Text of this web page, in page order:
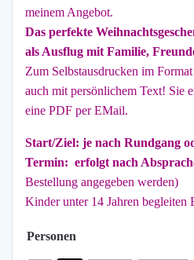
meinem Angebot.
Das perfekte
als Ausflug mit Familie,
Zum Selbstausdrucken im
auch mit persönlichem Text! Sie
eine PDF per EMail.
Start/Ziel: je nach Rundgang
Termin: erfolgt nach
Bestellung angegeben werden)
Kinder unter 14 Jahren begleiten
Personen